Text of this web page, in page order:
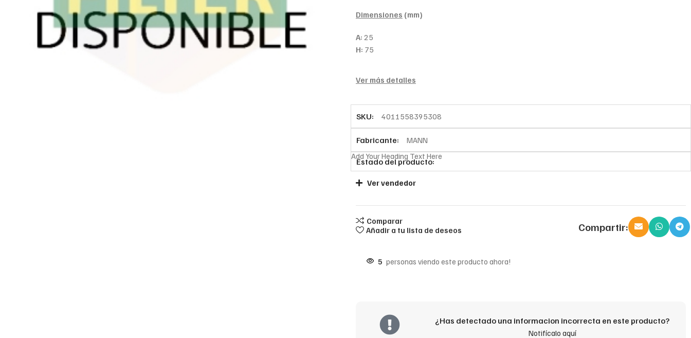
Dimensiones (mm)
A: 25
H: 75
Ver más detalles
SKU: 4011558395308
Fabricante: MANN
Estado del producto:
Add Your Heading Text Here
Ver vendedor
Comparar
Añadir a tu lista de deseos
Compartir:
5 personas viendo este producto ahora!
¿Has detectado una informacion incorrecta en este producto?
Notifícalo aquí